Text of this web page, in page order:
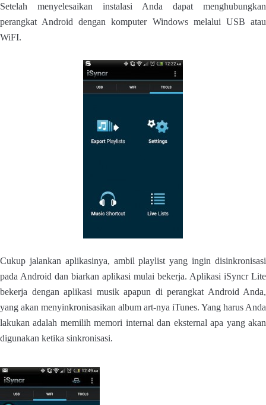
Setelah menyelesaikan instalasi Anda dapat menghubungkan
perangkat Android dengan komputer Windows melalui USB atau
WiFI.
Cukup jalankan aplikasinya, ambil playlist yang ingin disinkronisasi
pada Android dan biarkan aplikasi mulai bekerja. Aplikasi iSyncr Lite
bekerja dengan aplikasi musik apapun di perangkat Android Anda,
yang akan menyinkronisasikan album art-nya iTunes. Yang harus Anda
lakukan adalah memilih memori internal dan eksternal apa yang akan
digunakan ketika sinkronisasi.